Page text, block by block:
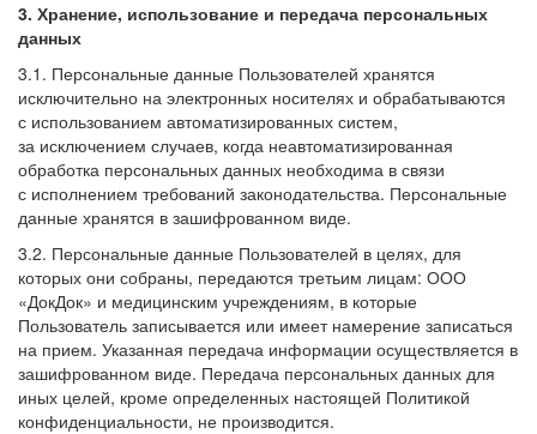
3. Хранение, использование и передача персональных
данных
3.1. Персональные данные Пользователей хранятся
исключительно на электронных носителях и обрабатываются
с использованием автоматизированных систем,
за исключением случаев, когда неавтоматизированная
обработка персональных данных необходима в связи
с исполнением требований законодательства. Персональные
данные хранятся в зашифрованном виде.
3.2. Персональные данные Пользователей в целях, для
которых они собраны, передаются третьим лицам: ООО
«ДокДок» и медицинским учреждениям, в которые
Пользователь записывается или имеет намерение записаться
на прием. Указанная передача информации осуществляется в
зашифрованном виде. Передача персональных данных для
иных целей, кроме определенных настоящей Политикой
конфиденциальности, не производится.